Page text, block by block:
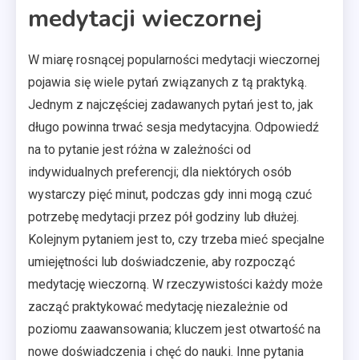
medytacji wieczornej
W miarę rosnącej popularności medytacji wieczornej
pojawia się wiele pytań związanych z tą praktyką.
Jednym z najczęściej zadawanych pytań jest to, jak
długo powinna trwać sesja medytacyjna. Odpowiedź
na to pytanie jest różna w zależności od
indywidualnych preferencji; dla niektórych osób
wystarczy pięć minut, podczas gdy inni mogą czuć
potrzebę medytacji przez pół godziny lub dłużej.
Kolejnym pytaniem jest to, czy trzeba mieć specjalne
umiejętności lub doświadczenie, aby rozpocząć
medytację wieczorną. W rzeczywistości każdy może
zacząć praktykować medytację niezależnie od
poziomu zaawansowania; kluczem jest otwartość na
nowe doświadczenia i chęć do nauki. Inne pytania